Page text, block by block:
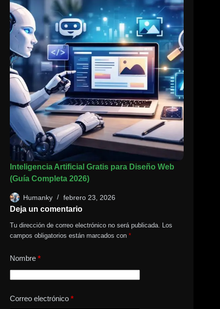
Inteligencia Artificial Gratis para Diseño Web
(Guía Completa 2026)
Humanky febrero 23, 2026
Deja un comentario
Tu dirección de correo electrónico no será publicada. Los
campos obligatorios están marcados con *
Nombre *
Correo electrónico *